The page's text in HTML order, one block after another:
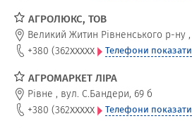
АГРОЛЮКС, ТОВ
Великий Житин Рівненського р-ну ,
+380 (362xxxxx Телефони показати
АГРОМАРКЕТ ЛІРА
Рівне , вул. С.Бандери, 69 б
+380 (362xxxxx Телефони показати